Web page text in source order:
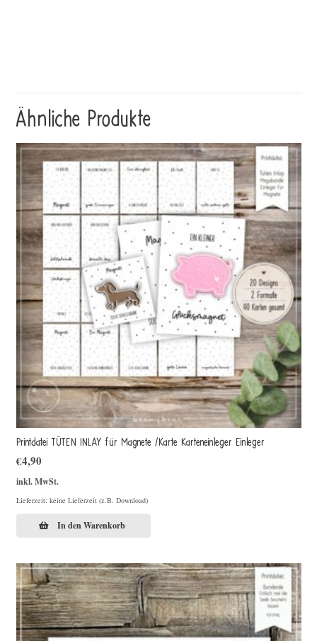
Ähnliche Produkte
Printdatei TÜTEN INLAY für Magnete /Karte Karteneinleger Einleger
€4,90
inkl. MwSt.
Lieferzeit: keine Lieferzeit (z.B. Download)
In den Warenkorb